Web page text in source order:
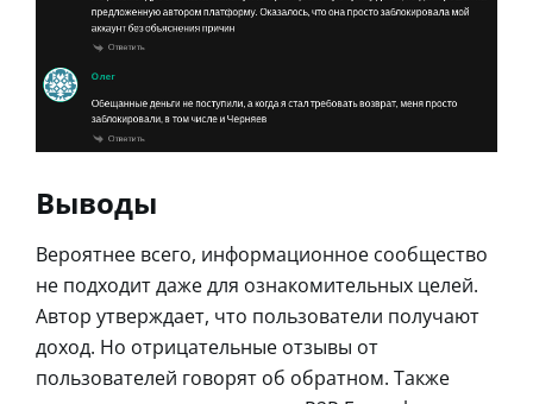
Выводы
Вероятнее всего, информационное сообщество
не подходит даже для ознакомительных целей.
Автор утверждает, что пользователи получают
доход. Но отрицательные отзывы от
пользователей говорят об обратном. Также